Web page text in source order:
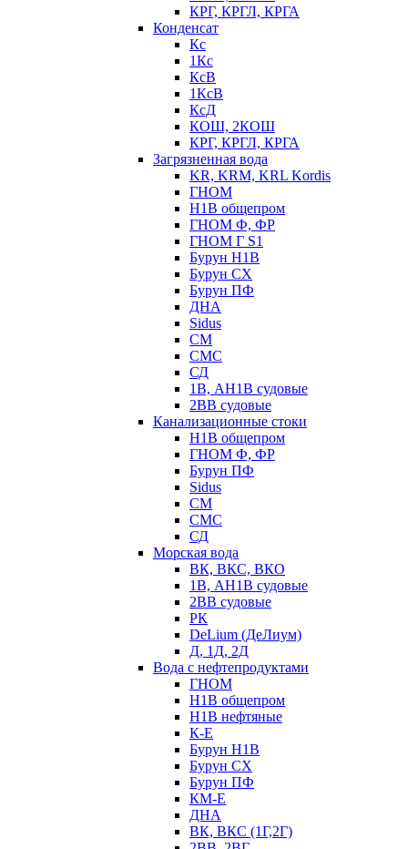
КРГ, КРГЛ, КРГА
Конденсат
Кс
1Кс
КсВ
1КсВ
КсД
КОШ, 2КОШ
КРГ, КРГЛ, КРГА
Загрязненная вода
KR, KRM, KRL Kordis
ГНОМ
Н1В общепром
ГНОМ Ф, ФР
ГНОМ Г S1
Бурун Н1В
Бурун СХ
Бурун ПФ
ДНА
Sidus
СМ
СМС
СД
1В, АН1В судовые
2ВВ судовые
Канализационные стоки
Н1В общепром
ГНОМ Ф, ФР
Бурун ПФ
Sidus
СМ
СМС
СД
Морская вода
ВК, ВКС, ВКО
1В, АН1В судовые
2ВВ судовые
РК
DeLium (ДеЛиум)
Д, 1Д, 2Д
Вода с нефтепродуктами
ГНОМ
Н1В общепром
Н1В нефтяные
К-Е
Бурун Н1В
Бурун СХ
Бурун ПФ
КМ-Е
ДНА
ВК, ВКС (1Г,2Г)